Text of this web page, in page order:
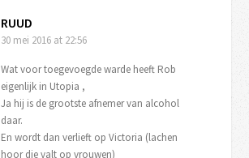
RUUD
30 mei 2016 at 22:56
Wat voor toegevoegde warde heeft Rob
eigenlijk in Utopia ,
Ja hij is de grootste afnemer van alcohol
daar.
En wordt dan verlieft op Victoria (lachen
hoor die valt op vrouwen)